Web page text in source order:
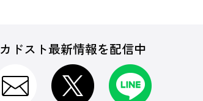
カドスト最新情報を配信中